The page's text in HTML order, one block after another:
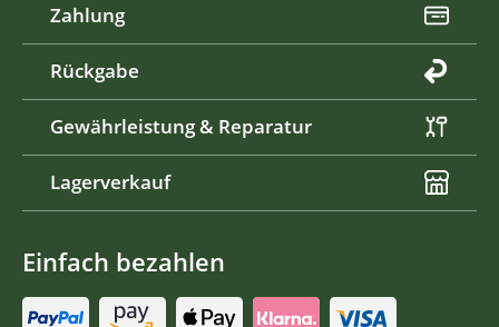
Zahlung
Rückgabe
Gewährleistung & Reparatur
Lagerverkauf
Einfach bezahlen